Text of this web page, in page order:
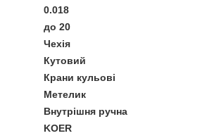
0.018
до 20
Чехія
Кутовий
Крани кульові
Метелик
Внутрішня ручна
KOER